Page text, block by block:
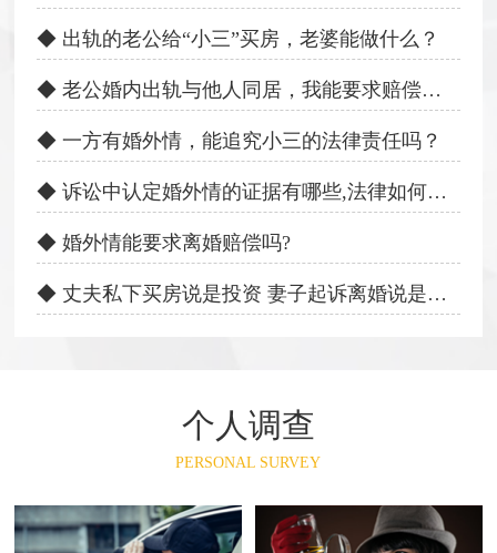
◆ 出轨的老公给“小三”买房，老婆能做什么？
◆ 老公婚内出轨与他人同居，我能要求赔偿吗？
◆ 一方有婚外情，能追究小三的法律责任吗？
◆ 诉讼中认定婚外情的证据有哪些,法律如何规定?
◆ 婚外情能要求离婚赔偿吗?
◆ 丈夫私下买房说是投资 妻子起诉离婚说是外遇
个人调查
PERSONAL SURVEY